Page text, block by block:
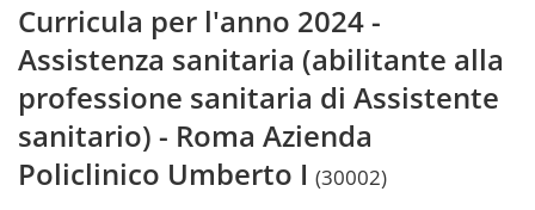
Curricula per l'anno 2024 -
Assistenza sanitaria (abilitante alla
professione sanitaria di Assistente
sanitario) - Roma Azienda
Policlinico Umberto I (30002)